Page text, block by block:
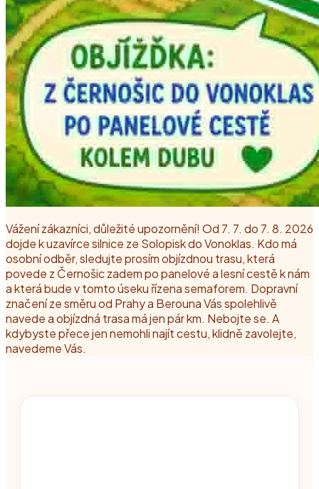
Vážení zákazníci, důležité upozornění! Od 7. 7. do 7. 8. 2026
dojde k uzavírce silnice ze Solopisk do Vonoklas. Kdo má
osobní odběr, sledujte prosím objízdnou trasu, která
povede z Černošic zadem po panelové a lesní cestě k nám
a která bude v tomto úseku řízena semaforem. Dopravní
značení ze směru od Prahy a Berouna Vás spolehlivě
navede a objízdná trasa má jen pár km. Nebojte se. A
kdybyste přece jen nemohli najít cestu, klidně zavolejte,
navedeme Vás.